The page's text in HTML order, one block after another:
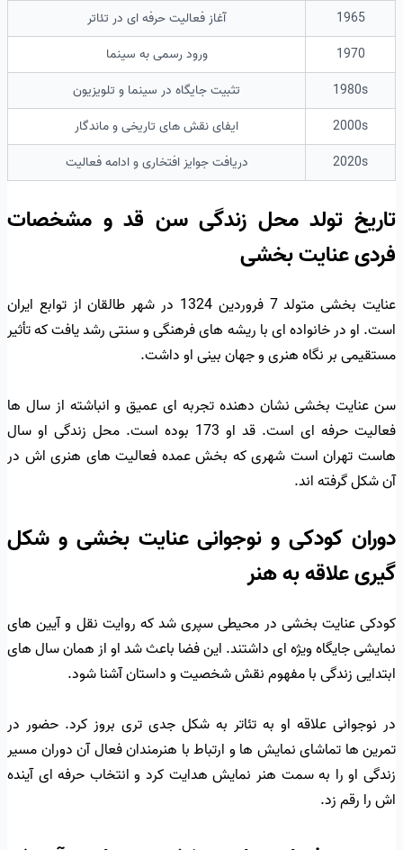
1965
آغاز فعالیت حرفه ای در تئاتر
1970
ورود رسمی به سینما
1980s
تثبیت جایگاه در سینما و تلویزیون
2000s
ایفای نقش های تاریخی و ماندگار
2020s
دریافت جوایز افتخاری و ادامه فعالیت
تاریخ تولد محل زندگی سن قد و مشخصات
فردی عنایت بخشی
عنایت بخشی متولد 7 فروردین 1324 در شهر طالقان از توابع ایران
است. او در خانواده ای با ریشه های فرهنگی و سنتی رشد یافت که تأثیر
مستقیمی بر نگاه هنری و جهان بینی او داشت.
سن عنایت بخشی نشان دهنده تجربه ای عمیق و انباشته از سال ها
فعالیت حرفه ای است. قد او 173 بوده است. محل زندگی او سال
هاست تهران است شهری که بخش عمده فعالیت های هنری اش در
آن شکل گرفته اند.
دوران کودکی و نوجوانی عنایت بخشی و شکل
گیری علاقه به هنر
کودکی عنایت بخشی در محیطی سپری شد که روایت نقل و آیین های
نمایشی جایگاه ویژه ای داشتند. این فضا باعث شد او از همان سال های
ابتدایی زندگی با مفهوم نقش شخصیت و داستان آشنا شود.
در نوجوانی علاقه او به تئاتر به شکل جدی تری بروز کرد. حضور در
تمرین ها تماشای نمایش ها و ارتباط با هنرمندان فعال آن دوران مسیر
زندگی او را به سمت هنر نمایش هدایت کرد و انتخاب حرفه ای آینده
اش را رقم زد.